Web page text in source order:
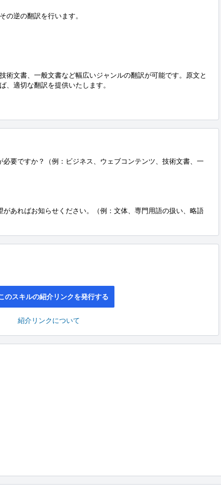
の逆の翻訳を行います。
術文書、一般文書など幅広いジャンルの翻訳が可能です。原文と
、適切な翻訳を提供いたします。
要ですか？（例：ビジネス、ウェブコンテンツ、技術文書、一
あればお知らせください。（例：文体、専門用語の扱い、略語
のスキルの紹介リンクを発行する
紹介リンクについて